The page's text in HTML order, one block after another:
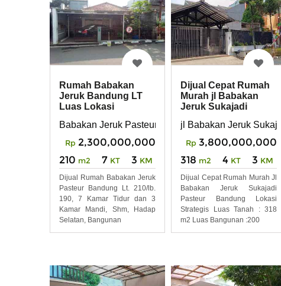
Rumah Babakan
Jeruk Bandung LT
Luas Lokasi
Pasteur
Babakan Jeruk Pasteur
Rp 2,300,000,000
210 m2 7 KT 3 KM
Dijual Rumah Babakan Jeruk
Pasteur Bandung Lt. 210/lb.
190, 7 Kamar Tidur dan 3
Kamar Mandi, Shm, Hadap
Selatan, Bangunan
Dijual Cepat Rumah
Murah jl Babakan
Jeruk Sukajadi
jl Babakan Jeruk
Rp 3,800,000,000
318 m2 4 KT 3 KM
Dijual Cepat Rumah Murah Jl
Babakan Jeruk Sukajadi
Pasteur Bandung Lokasi
Strategis Luas Tanah : 318
m2 Luas Bangunan :200